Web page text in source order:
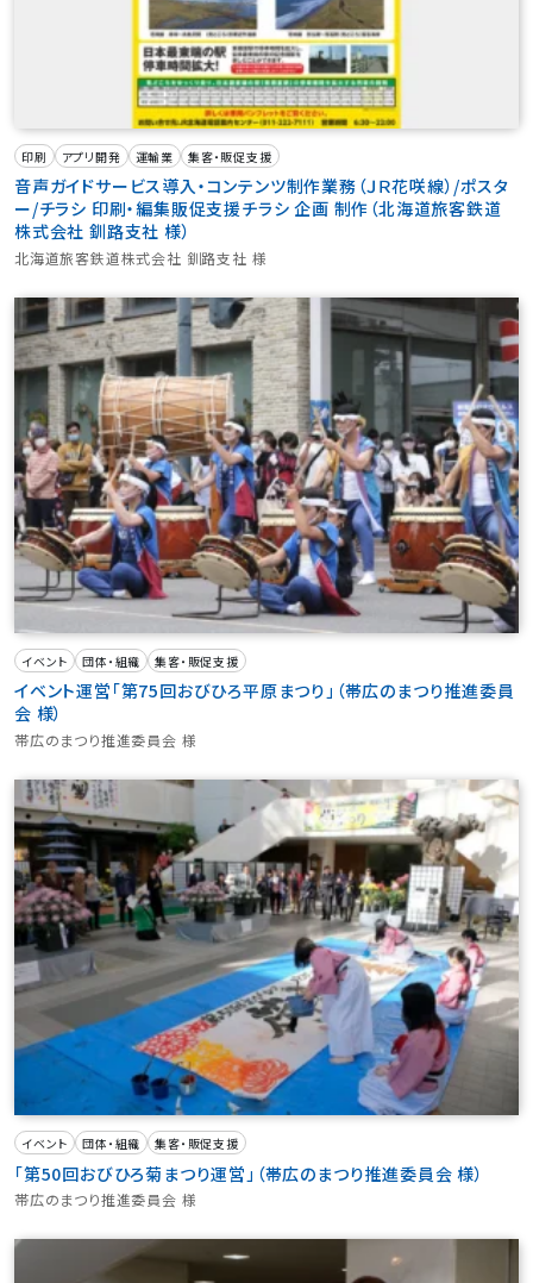
印刷 アプリ開発 運輸業 集客・販促支援
音声ガイドサービス導入・コンテンツ制作業務（ＪＲ花咲線）/ポスタ
ー/チラシ 印刷・編集販促支援チラシ 企画 制作（北海道旅客鉄道
株式会社 釧路支社 様）
北海道旅客鉄道株式会社 釧路支社 様
イベント 団体・組織 集客・販促支援
イベント運営「第75回おびひろ平原まつり」（帯広のまつり推進委員
会 様）
帯広のまつり推進委員会 様
イベント 団体・組織 集客・販促支援
「第50回おびひろ菊まつり運営」（帯広のまつり推進委員会 様）
帯広のまつり推進委員会 様